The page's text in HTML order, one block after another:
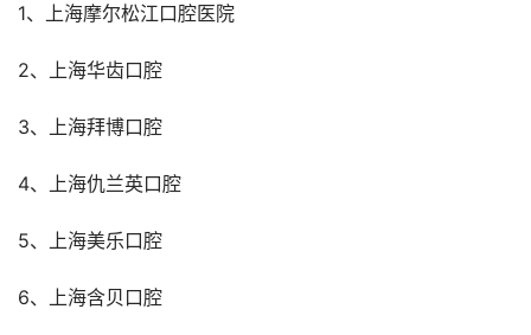
1、上海摩尔松江口腔医院
2、上海华齿口腔
3、上海拜博口腔
4、上海仇兰英口腔
5、上海美乐口腔
6、上海含贝口腔